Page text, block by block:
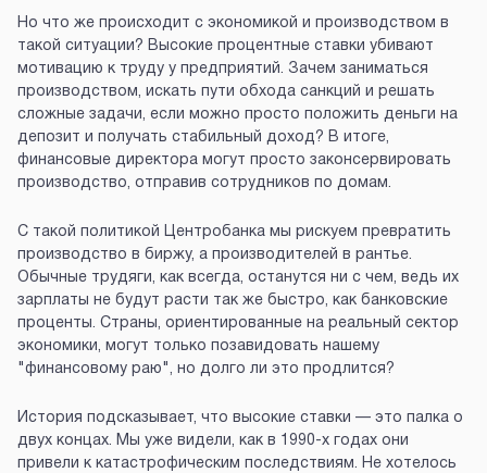
Но что же происходит с экономикой и производством в
такой ситуации? Высокие процентные ставки убивают
мотивацию к труду у предприятий. Зачем заниматься
производством, искать пути обхода санкций и решать
сложные задачи, если можно просто положить деньги на
депозит и получать стабильный доход? В итоге,
финансовые директора могут просто законсервировать
производство, отправив сотрудников по домам.
С такой политикой Центробанка мы рискуем превратить
производство в биржу, а производителей в рантье.
Обычные трудяги, как всегда, останутся ни с чем, ведь их
зарплаты не будут расти так же быстро, как банковские
проценты. Страны, ориентированные на реальный сектор
экономики, могут только позавидовать нашему
"финансовому раю", но долго ли это продлится?
История подсказывает, что высокие ставки — это палка о
двух концах. Мы уже видели, как в 1990-х годах они
привели к катастрофическим последствиям. Не хотелось